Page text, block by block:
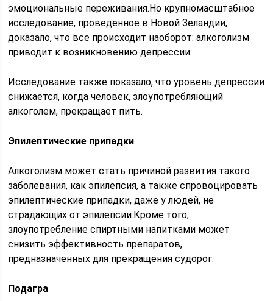
эмоциональные переживания.Но крупномасштабное
исследование, проведенное в Новой Зеландии,
доказало, что все происходит наоборот: алкоголизм
приводит к возникновению депрессии.
Исследование также показало, что уровень депрессии
снижается, когда человек, злоупотребляющий
алкоголем, прекращает пить.
Эпилептические припадки
Алкоголизм может стать причиной развития такого
заболевания, как эпилепсия, а также спровоцировать
эпилептические припадки, даже у людей, не
страдающих от эпилепсии.Кроме того,
злоупотребление спиртными напитками может
снизить эффективность препаратов,
предназначенных для прекращения судорог.
Подагра